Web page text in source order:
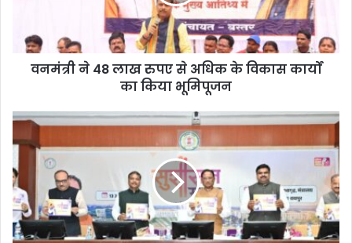
वनमंत्री ने 48 लाख रुपए से अधिक के विकास कार्यों
का किया भूमिपूजन